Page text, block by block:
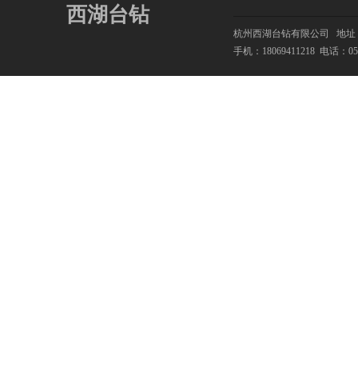
西湖台钻
杭州西湖台钻有限公司
地址
手机：18069411218 电话：